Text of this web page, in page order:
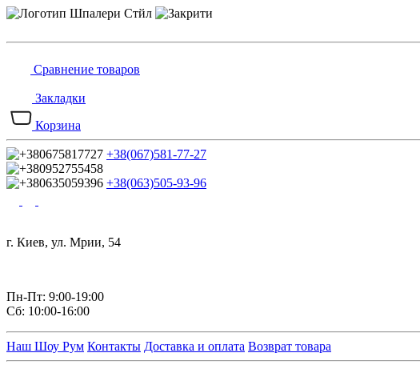
Сравнение товаров
Закладки
Корзина
+38(067)581-77-27
+38(063)505-93-96
г. Киев, ул. Мрии, 54
Пн-Пт: 9:00-19:00
Сб: 10:00-16:00
Наш Шоу Рум Контакты Доставка и оплата Возврат товара